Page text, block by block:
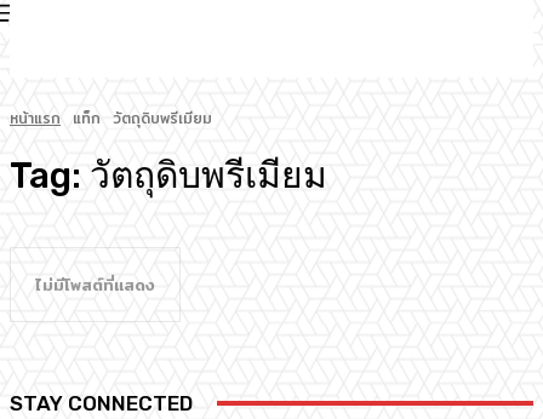
หน้าแรก แท็ก วัตถุดิบพรีเมียม
Tag: วัตถุดิบพรีเมียม
ไม่มีโพสต์ที่แสดง
STAY CONNECTED